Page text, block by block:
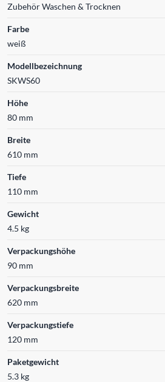
Zubehör Waschen & Trocknen
Farbe
weiß
Modellbezeichnung
SKWS60
Höhe
80 mm
Breite
610 mm
Tiefe
110 mm
Gewicht
4.5 kg
Verpackungshöhe
90 mm
Verpackungsbreite
620 mm
Verpackungstiefe
120 mm
Paketgewicht
5.3 kg